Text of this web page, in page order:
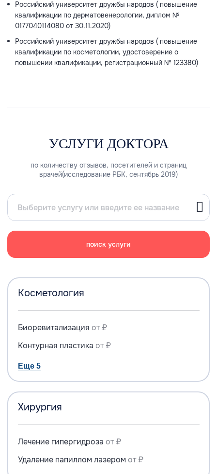
Российский университет дружбы народов ( повышение
квалификации по дерматовенерологии, диплом №
0177040114080 от 30.11.2020)
Российский университет дружбы народов ( повышение
квалификации по косметологии, удостоверение о
повышении квалификации, регистрационный № 123380)
УСЛУГИ ДОКТОРА
по количеству отзывов, посетителей и страниц
врачей(исследование РБК, сентябрь 2019)
поиск услуги
Косметология
Биоревитализация от ₽
Контурная пластика от ₽
Еще 5
Хирургия
Лечение гипергидроза от ₽
Удаление папиллом лазеромот ₽